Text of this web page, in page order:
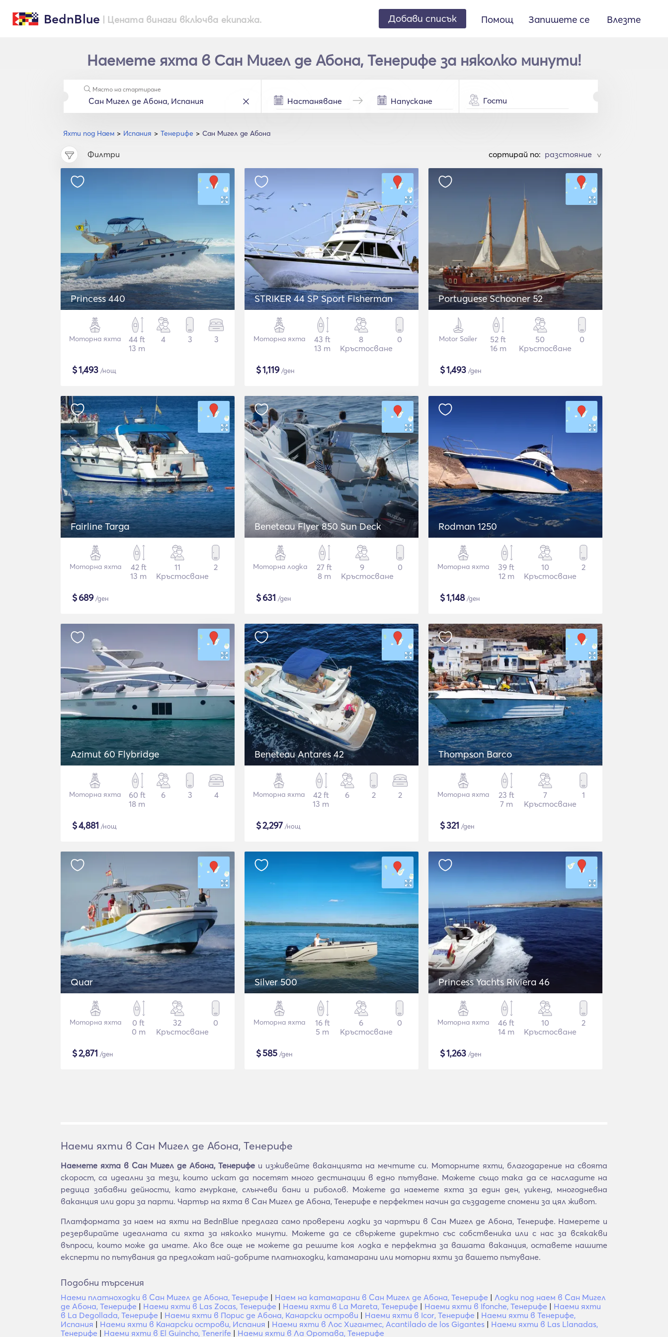
BednBlue | Цената винаги включва екипажа. Добави списък Помощ Запишете се Влезте
Наемете яхта в Сан Мигел де Абона, Тенерифе за няколко минути!
Яхти под Наем Испания Тенерифе Сан Мигел де Абона
Място на стартиране
Гости
Филтри cортирай по: >
Princess 440
Моторна яхта
44 ft
13 m
4 3 3
$1,493 /нощ
STRIKER 44 SP Sport Fisherman
Моторна яхта
43 ft
13 m
8
Кръстосване
0
$1,119/ден
Portuguese Schooner 52
Motor Sailer
52 ft
16 m
50
Кръстосване
0
$1,493 /ден
Fairline Targa
Моторна яхта
42 ft
13 m
11
Кръстосване
2
$689/ден
Beneteau Flyer 850 Sun Deck
Моторна лодка
27 ft
8 m
9
Кръстосване
0
$631 /ден
Rodman 1250
Моторна яхта
39 ft
12 m
10
Кръстосване
2
$1,148/ден
Azimut 60 Flybridge
Моторна яхта
60 ft
18 m
6 3 4
$4,881 /нощ
Beneteau Antares 42
Моторна яхта
42 ft
13 m
6 2 2
$2,297 /нощ
Thompson Barco
Моторна яхта
23 ft
7 m
7
Кръстосване
1
$321 /ден
Quar
Моторна яхта
0 ft
0 m
32
Кръстосване
0
$2,871 /ден
Silver 500
Моторна яхта
16 ft
5 m
6
Кръстосване
0
$585 /ден
Princess Yachts Riviera 46
Моторна яхта
46 ft
14 m
10
Кръстосване
2
$1,263 /ден
Наеми яхти в Сан Мигел де Абона, Тенерифе
Наемете яхта в Сан Мигел де Абона, Тенерифе и изживейте ваканцията на мечтите си. Моторните яхти, благодарение на своята
скорост, са идеални за тези, които искат да посетят много дестинации в едно пътуване. Можете също така да се насладите на
редица забавни дейности, като гмуркане, слънчеви бани и риболов. Можете да наемете яхта за един ден, уикенд, многодневна
ваканция или дори за парти. Чартър на яхта в Сан Мигел де Абона, Тенерифе е перфектен начин да създадете спомени за цял живот.
Платформата за наем на яхти на BednBlue предлага само проверени лодки за чартъри в Сан Мигел де Абона, Тенерифе. Намерете и
резервирайте идеалната си яхта за няколко минути. Можете да се свържете директно със собственика или с нас за всякакви
въпроси, които може да имате. Ако все още не можете да решите коя лодка е перфектна за вашата ваканция, оставете нашите
експерти по пътувания да предложат най-добрите платноходки, катамарани или моторни яхти за вашето пътуване.
Подобни търсения
Наеми платноходки в Сан Мигел де Абона, Тенерифе | Наем на катамарани в Сан Мигел де Абона, Тенерифе | Лодки под наем в Сан Мигел
де Абона, Тенерифе | Наеми яхти в Las Zocas, Тенерифе | Наеми яхти в La Mareta, Тенерифе | Наеми яхти в Ifonche, Тенерифе | Наеми яхти
в La Degollada, Тенерифе | Наеми яхти в Порис де Абона, Канарски острови | Наеми яхти в Icor, Тенерифе | Наеми яхти в Тенерифе,
Испания | Наеми яхти в Канарски острови, Испания | Наеми яхти в Лос Хигантес, Acantilado de los Gigantes | Наеми яхти в Las Llanadas,
Тенерифе | Наеми яхти в El Guincho, Tenerife | Наеми яхти в Ла Оротава, Тенерифе